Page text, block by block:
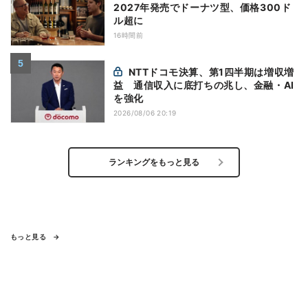
2027年発売でドーナツ型、価格300ド
ル超に
16時間前
益 通信収入に底打ちの兆し、金融・AI
を強化
2026/08/06 20:19
ランキングをもっと見る
もっと見る